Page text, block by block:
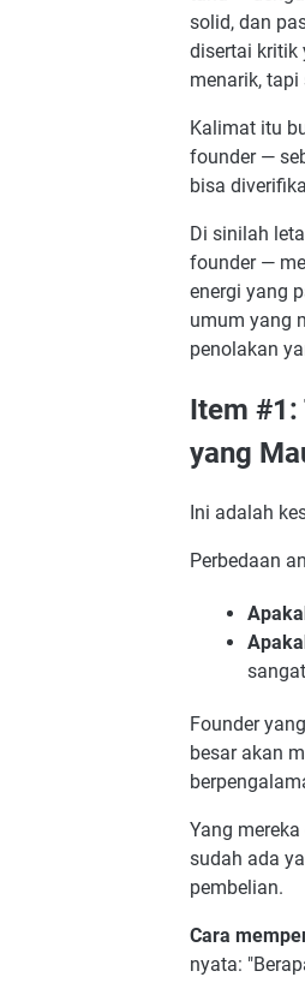
6.
7.
9.
10.
solid, dan
disertai kritik
menarik,
Kalimat itu
founder —
bisa
Di sinilah
founder —
energi yang
umum yang
penolakan
Item #1:
yang
Ini adalah
Perbedaan
Founder
besar akan
Yang
sudah ada
pembelian.
Cara
nyata: